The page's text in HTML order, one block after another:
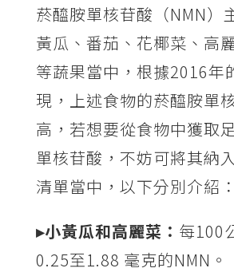
菸醯胺單核苷酸（NMN）
黃瓜、番茄、花椰菜、高
等蔬果當中，根據2016年
現，上述食物的菸醯胺單
高，若想要從食物中獲取
單核苷酸，不妨可將其納
清單當中，以下分別介紹：
▸小黃瓜和高麗菜： 每100
0.25至1.88 毫克的NMN。